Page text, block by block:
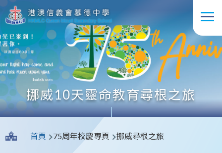
移至主內容
挪威10天靈命教育尋根之旅
航
首頁 75周年校慶專頁 挪威尋根之旅